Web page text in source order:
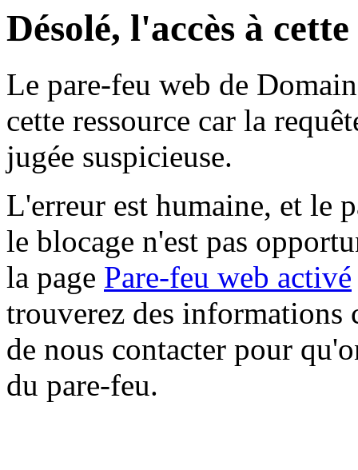
Désolé, l'accès à
Le pare-feu web de
cette ressource car la
jugée suspicieuse.
L'erreur est humaine, et le
le blocage n'est pas
la page Pare-feu web activé
trouverez des informations
de nous contacter pour
du pare-feu.